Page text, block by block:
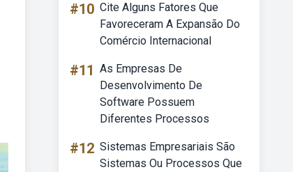
#10 Cite Alguns Fatores Que
Favoreceram A Expansão Do
Comércio Internacional
#11 As Empresas De
Desenvolvimento De
Software Possuem
Diferentes Processos
#12 Sistemas Empresariais São
Sistemas Ou Processos Que